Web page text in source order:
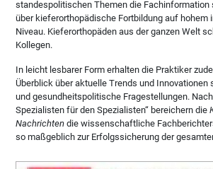
standespolitischen Themen die
über kieferorthopädische Fortbildung auf hohem
Niveau. Kieferorthopäden aus der ganzen Welt
Kollegen.
In leicht lesbarer Form erhalten die Praktiker
Überblick über aktuelle Trends und Innovationen
und gesundheitspolitische Fragestellungen.
Spezialisten für den Spezialisten“ bereichern die
Nachrichten die wissenschaftliche
so maßgeblich zur Erfolgssicherung der